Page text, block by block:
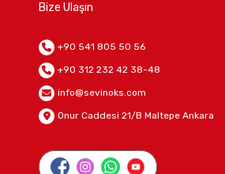
Bize Ulaşın
+90 541 805 50 56
+90 312 232 42 38-48
info@sevinoks.com
Onur Caddesi 21/B Maltepe Ankara